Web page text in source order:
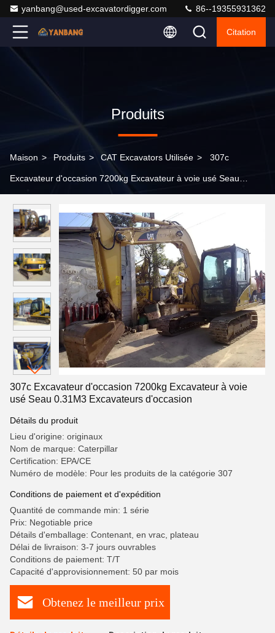
yanbang@used-excavatordigger.com 86--19355931362
Citation
Produits
Maison > Produits > CAT Excavators Utilisée > 307c
Excavateur d'occasion 7200kg Excavateur à voie usé Seau
307c Excavateur d'occasion 7200kg Excavateur à voie
usé Seau 0.31M3 Excavateurs d'occasion
Détails du produit
Lieu d'origine: originaux
Nom de marque: Caterpillar
Certification: EPA/CE
Numéro de modèle: Pour les produits de la catégorie 307
Conditions de paiement et d'expédition
Quantité de commande min: 1 série
Prix: Negotiable price
Détails d'emballage: Contenant, en vrac, plateau
Délai de livraison: 3-7 jours ouvrables
Conditions de paiement: T/T
Capacité d'approvisionnement: 50 par mois
Obtenez le meilleur prix